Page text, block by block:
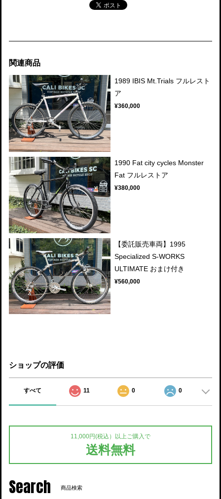
関連商品
1989 IBIS Mt.Trials フルレスト
ア
¥360,000
1990 Fat city cycles Monster
Fat フルレストア
¥380,000
【委託販売車両】1995
Specialized S-WORKS
ULTIMATE おまけ付き
¥560,000
ショップの評価
すべて 11 0 0
11,000円(税込）以上ご購入で
送料無料
Search 商品検索